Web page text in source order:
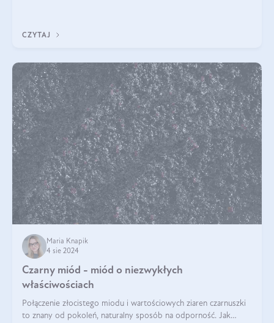
CZYTAJ
Maria Knapik
4 sie 2024
Czarny miód - miód o niezwykłych
właściwościach
Połączenie złocistego miodu i wartościowych ziaren czarnuszki
to znany od pokoleń, naturalny sposób na odporność. Jak